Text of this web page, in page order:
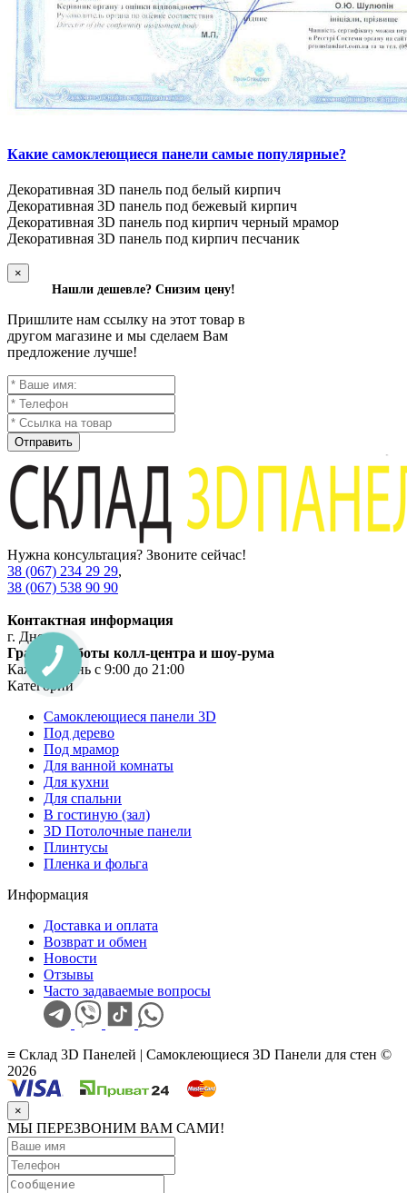
Какие самоклеющиеся панели самые популярные?
Декоративная 3D панель под белый кирпич
Декоративная 3D панель под бежевый кирпич
Декоративная 3D панель под кирпич черный мрамор
Декоративная 3D панель под кирпич песчаник
×
Нашли дешевле? Снизим цену!
Пришлите нам ссылку на этот товар в
другом магазине и мы сделаем Вам
предложение лучше!
Отправить
Нужна консультация? Звоните сейчас!
38 (067) 234 29 29,
38 (067) 538 90 90
Контактная информация
г. Днепр
График работы колл-центра и шоу-рума
Каждый день с 9:00 до 21:00
Категории
Самоклеющиеся панели 3D
Под дерево
Под мрамор
Для ванной комнаты
Для кухни
Для спальни
В гостиную (зал)
3D Потолочные панели
Плинтусы
Пленка и фольга
Информация
Доставка и оплата
Возврат и обмен
Новости
Отзывы
Часто задаваемые вопросы
≡ Склад 3D Панелей | Самоклеющиеся 3D Панели для стен ©
2026
×
МЫ ПЕРЕЗВОНИМ ВАМ САМИ!